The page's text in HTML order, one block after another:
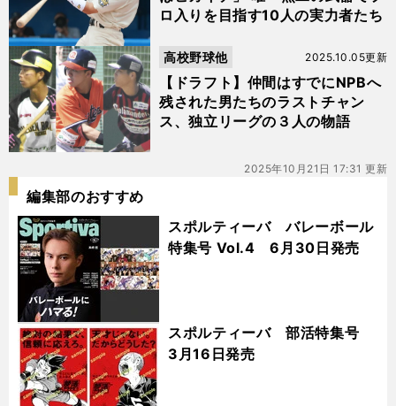
ィ
ー
バ
ロ入りを目指す10人の実力者たち
【ドラフト】仲間はすでにNPBへ
残された男たちのラストチャン
ス、独立リーグの３人の物語
2025.10.05更新
高校野球他
2025年10月21日 17:31 更新
編集部のおすすめ
スポルティーバ バレーボール
特集号 Vol.4 6月30日発売
スポルティーバ 部活特集号
3月16日発売